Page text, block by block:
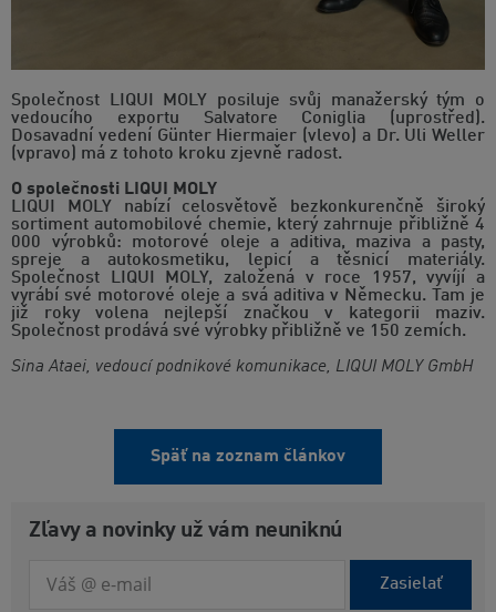
Společnost LIQUI MOLY posiluje svůj manažerský tým o
vedoucího exportu Salvatore Coniglia (uprostřed).
Dosavadní vedení Günter Hiermaier (vlevo) a Dr. Uli Weller
(vpravo) má z tohoto kroku zjevně radost.
O společnosti LIQUI MOLY
LIQUI MOLY nabízí celosvětově bezkonkurenčně široký
sortiment automobilové chemie, který zahrnuje přibližně 4
000 výrobků: motorové oleje a aditiva, maziva a pasty,
spreje a autokosmetiku, lepicí a těsnicí materiály.
Společnost LIQUI MOLY, založená v roce 1957, vyvíjí a
vyrábí své motorové oleje a svá aditiva v Německu. Tam je
již roky volena nejlepší značkou v kategorii maziv.
Společnost prodává své výrobky přibližně ve 150 zemích.
Sina Ataei, vedoucí podnikové komunikace, LIQUI MOLY GmbH
Späť na zoznam článkov
Zľavy a novinky už vám neuniknú
Zasielať